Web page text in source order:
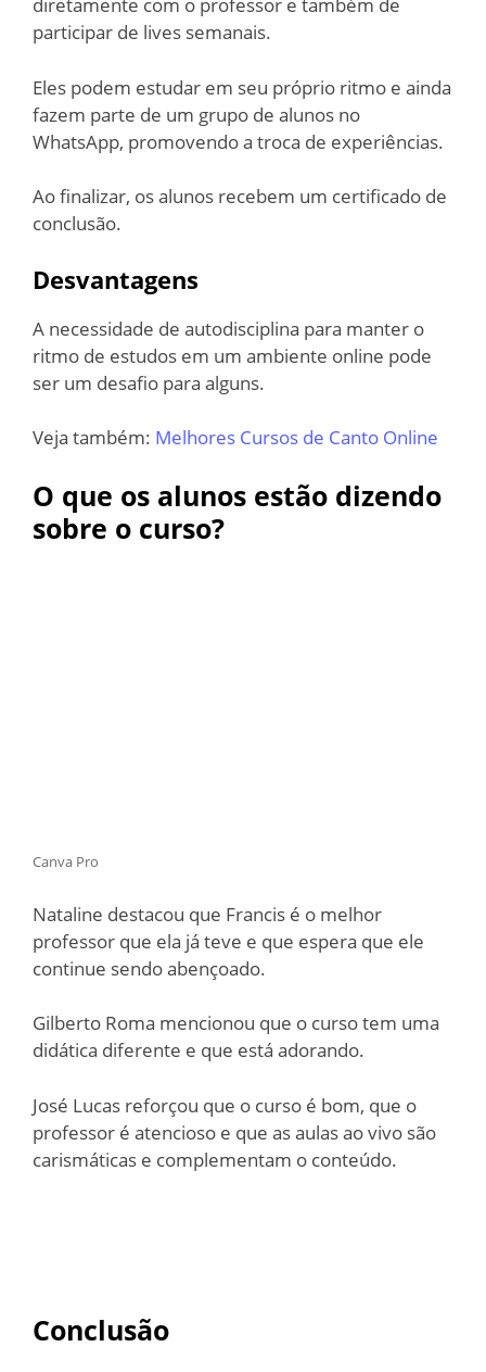
diretamente com o professor e também de
participar de lives semanais.
Eles podem estudar em seu próprio ritmo e ainda
fazem parte de um grupo de alunos no
WhatsApp, promovendo a troca de experiências.
Ao finalizar, os alunos recebem um certificado de
conclusão.
Desvantagens
A necessidade de autodisciplina para manter o
ritmo de estudos em um ambiente online pode
ser um desafio para alguns.
Veja também: Melhores Cursos de Canto Online
O que os alunos estão dizendo
sobre o curso?
Canva Pro
Nataline destacou que Francis é o melhor
professor que ela já teve e que espera que ele
continue sendo abençoado.
Gilberto Roma mencionou que o curso tem uma
didática diferente e que está adorando.
José Lucas reforçou que o curso é bom, que o
professor é atencioso e que as aulas ao vivo são
carismáticas e complementam o conteúdo.
Conclusão